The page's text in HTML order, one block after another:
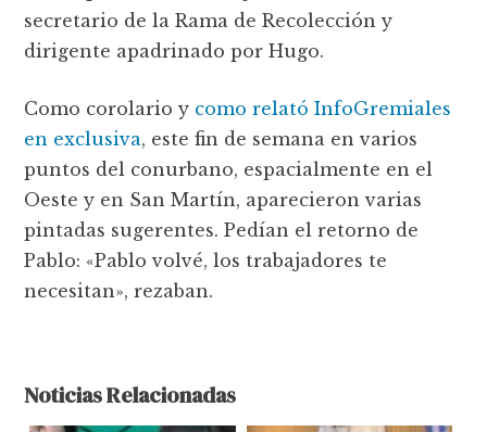
secretario de la Rama de Recolección y
dirigente apadrinado por Hugo.
Como corolario y como relató InfoGremiales
en exclusiva, este fin de semana en varios
puntos del conurbano, espacialmente en el
Oeste y en San Martín, aparecieron varias
pintadas sugerentes. Pedían el retorno de
Pablo: «Pablo volvé, los trabajadores te
necesitan», rezaban.
Noticias Relacionadas